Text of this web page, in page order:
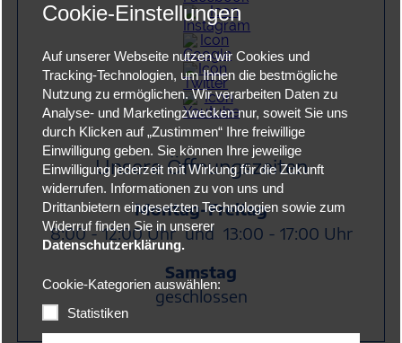
Unsere Öffnungszeiten
Montag-Freitag
8:00 - 12:00 Uhr und 13:00 - 17:00 Uhr
Samstag
geschlossen
Cookie-Einstellungen
Auf unserer Webseite nutzen wir Cookies und
Tracking-Technologien, um Ihnen die bestmögliche
Nutzung zu ermöglichen. Wir verarbeiten Daten zu
Analyse- und Marketingzwecken nur, soweit Sie uns
durch Klicken auf „Zustimmen“ Ihre freiwillige
Einwilligung geben. Sie können Ihre jeweilige
Einwilligung jederzeit mit Wirkung für die Zukunft
widerrufen. Informationen zu von uns und
Drittanbietern eingesetzten Technologien sowie zum
Widerruf finden Sie in unserer
Datenschutzerklärung.
Cookie-Kategorien auswählen:
Statistiken